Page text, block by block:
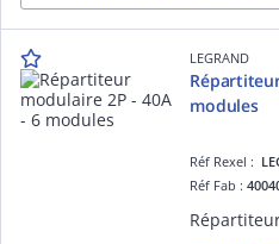
LEGRAND
modules
Réf Rexel :
Réf Fab :